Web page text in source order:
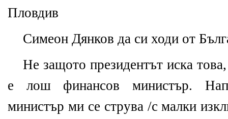
Пловдив
Симеон Дянков да си ходи от
Не защото президентът иска
е лош финансов министър.
министър ми се струва /с малки